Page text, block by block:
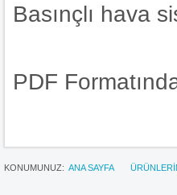
Basınçlı hava
PDF
KONUMUNUZ: ANA SAYFA